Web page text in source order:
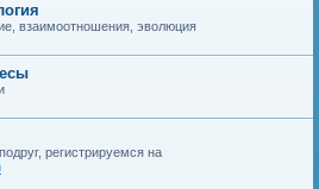
взаимоотношения, эволюция
регистрируемся на